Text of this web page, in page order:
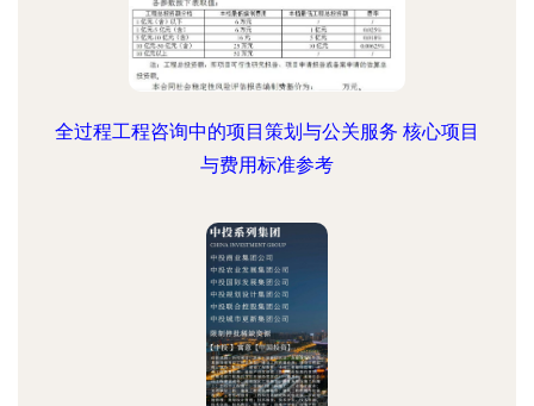
全过程工程咨询中的项目策划与公关服务 核心项目
与费用标准参考